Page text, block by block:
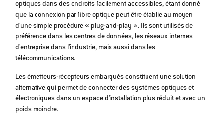
optiques dans des endroits facilement accessibles, étant donné
que la connexion par fibre optique peut être établie au moyen
d'une simple procédure « plug-and-play ». Ils sont utilisés de
préférence dans les centres de données, les réseaux internes
d'entreprise dans l'industrie, mais aussi dans les
télécommunications.
Les émetteurs-récepteurs embarqués constituent une solution
alternative qui permet de connecter des systèmes optiques et
électroniques dans un espace d'installation plus réduit et avec un
poids moindre.